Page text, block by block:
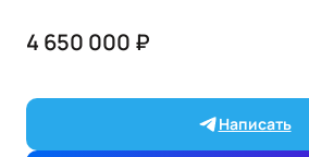
4 650 000 ₽
Написать